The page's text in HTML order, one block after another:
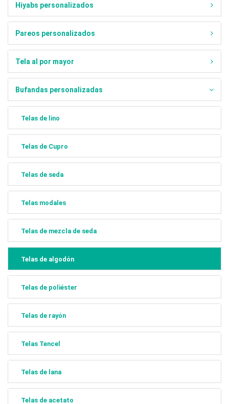
Hiyabs personalizados
Pareos personalizados
Tela al por mayor
Bufandas personalizadas
Telas de lino
Telas de Cupro
Telas de seda
Telas modales
Telas de mezcla de seda
Telas de algodón
Telas de poliéster
Telas de rayón
Telas Tencel
Telas de lana
Telas de acetato